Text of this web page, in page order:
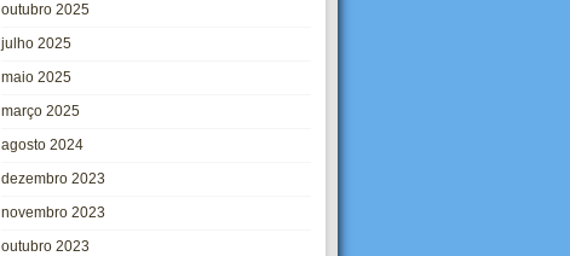
outubro 2025
julho 2025
maio 2025
março 2025
agosto 2024
dezembro 2023
novembro 2023
outubro 2023